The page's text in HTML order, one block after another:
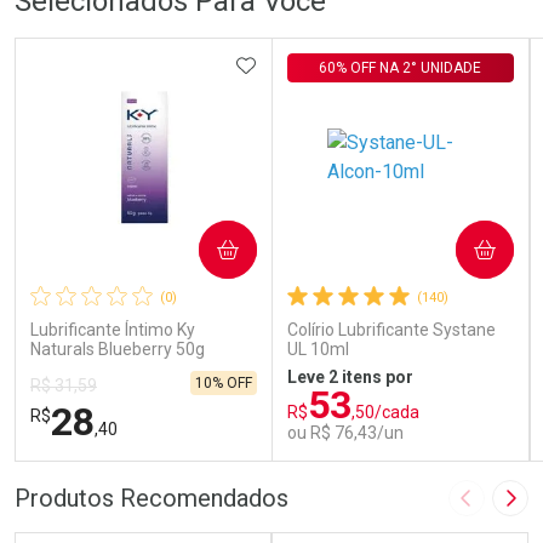
(0)
Lubrificante Íntimo Ky
Naturals Blueberry 50g
R$ 31,59
R$28,40
10% OFF
ADICIONAR AOS FAVORITOS
COMPRAR
FECHAR
FECHAR
Por Menos
(140)
Colírio Lubrificante Systane
UL 10ml
60% OFF NA 2° UNIDADE
Leve 2 itens por
R$53,50/cada
ou R$ 76,43/un
COMPRAR
Por Menos
Produtos Recomendados Imagem